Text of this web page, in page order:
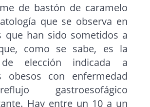
de bastón de caramelo
que se observa en
que han sido sometidos a
como se sabe, es la
elección indicada a
obesos con enfermedad
gastroesofágico
Hay entre un 10 a un